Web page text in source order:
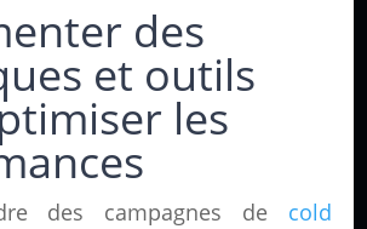
des
et outils
les
des campagnes de cold